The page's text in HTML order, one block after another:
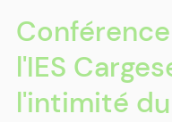
l'IES
l'intimité